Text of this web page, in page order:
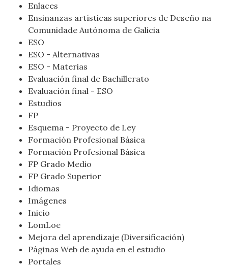
Enlaces
Ensinanzas artísticas superiores de Deseño na
Comunidade Autónoma de Galicia
ESO
ESO - Alternativas
ESO - Materias
Evaluación final de Bachillerato
Evaluación final - ESO
Estudios
FP
Esquema - Proyecto de Ley
Formación Profesional Básica
Formación Profesional Básica
FP Grado Medio
FP Grado Superior
Idiomas
Imágenes
Inicio
LomLoe
Mejora del aprendizaje (Diversificación)
Páginas Web de ayuda en el estudio
Portales